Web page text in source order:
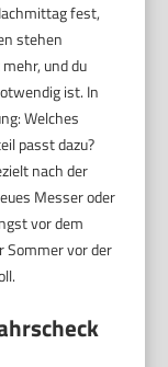
fest,
stehen
und du
ist. In
Welches
passt dazu?
nach der
Messer oder
vor dem
Sommer vor der